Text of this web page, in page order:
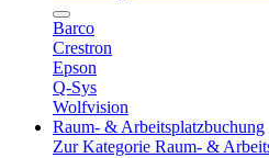
Barco
Crestron
Epson
Q-Sys
Wolfvision
Raum- & Arbeitsplatzbuchung
Zur Kategorie Raum- &